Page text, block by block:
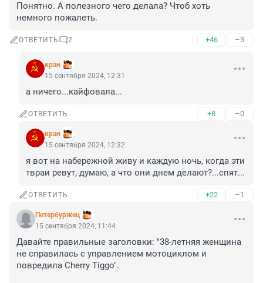
Понятно. А полезного чего делала? Чтоб хоть
немного пожалеть.
ОТВЕТИТЬ 2 +46 –3
кран
15 сентября 2024, 12:31
а ничего...кайфовала...
ОТВЕТИТЬ +8 –0
кран
15 сентября 2024, 12:32
я вот на набережной живу и каждую ночь, когда эти
твраи ревут, думаю, а что они днем делают?...спят...
ОТВЕТИТЬ +22 –1
Пeтербуржец
15 сентября 2024, 11:44
Давайте правильные заголовки: "38-летняя женщина
не справилась с управлением мотоциклом и
повредила Cherry Tiggo".